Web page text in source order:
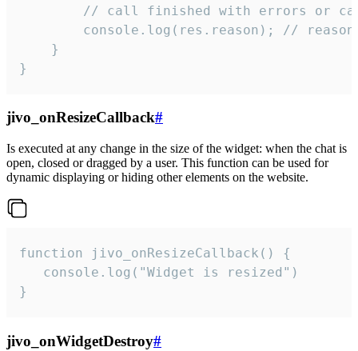
// call finished with errors or
console.log(res.reason); //
    }
}
jivo_onResizeCallback#
Is executed at any change in the size of the widget: when the chat is
open, closed or dragged by a user. This function can be used for
dynamic displaying or hiding other elements on the website.
function jivo_onResizeCallback() {
   console.log("Widget is resized")
}
jivo_onWidgetDestroy#